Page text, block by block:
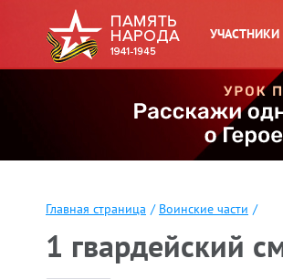
Главная страница / Воинские части /
1 гвардейский